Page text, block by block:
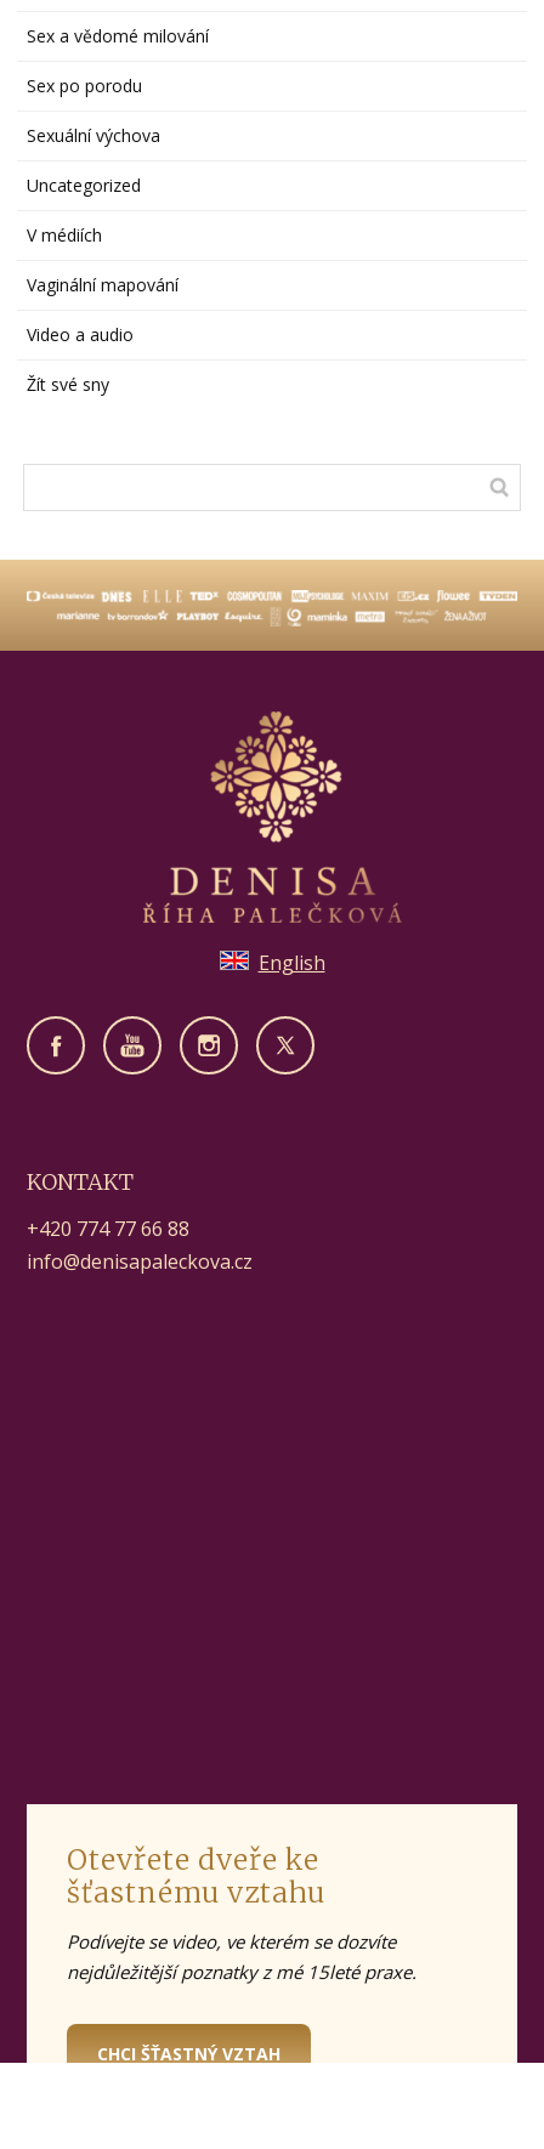
Sex a vědomé milování
Sex po porodu
Sexuální výchova
Uncategorized
V médiích
Vaginální mapování
Video a audio
Žít své sny
English
KONTAKT
+420 774 77 66 88
info@denisapaleckova.cz
Otevřete dveře ke
šťastnému vztahu
Podívejte se video, ve kterém se dozvíte
nejdůležitější poznatky z mé 15leté praxe.
CHCI ŠŤASTNÝ VZTAH